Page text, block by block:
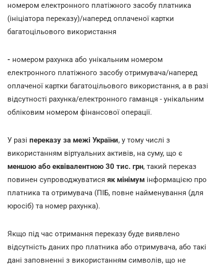
номером електронного платіжного засобу платника
(ініціатора переказу)/наперед оплаченої картки
багатоцільового використання
- номером рахунка або унікальним номером
електронного платіжного засобу отримувача/наперед
оплаченої картки багатоцільового використання, а в разі
відсутності рахунка/електронного гаманця - унікальним
обліковим номером фінансової операції.
У разі переказу за межі України, у тому числі з
використанням віртуальних активів, на суму, що є
меншою або еквівалентною 30 тис. грн, такий переказ
повинен супроводжуватися як мінімум інформацією про
платника та отримувача (ПІБ, повне найменування (для
юросіб) та номер рахунка).
Якщо під час отримання переказу буде виявлено
відсутність даних про платника або отримувача, або такі
дані заповненні з використанням символів, що не